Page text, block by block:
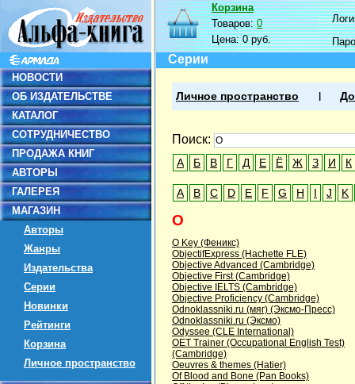
НОВОСТИ
ОБ ИЗДАТЕЛЬСТВЕ
КАТАЛОГ
СОТРУДНИЧЕСТВО
ПРОДАЖА КНИГ
АВТОРЫ
ГАЛЕРЕЯ
МАГАЗИН
Авторы
Жанры
Издательства
Серии
Новинки
Рейтинги
Корзина
Личное пространство
Корзина
Товаров:0
Цена:0 руб.
Серии
Личное пространство
Поиск:
А Б В Г Д Е Ё Ж З И К
A B C D E F G H I J K
O
O Key (Феникс)
ObjectifExpress (Hachette FLE)
Objective Advanced (Cambridge)
Objective First (Cambridge)
Objective IELTS (Cambridge)
Objective Proficiency (Cambridge)
Odnoklassniki.ru (мяг) (Эксмо-Пресс)
Odnoklassniki.ru (Эксмо)
Odyssee (CLE International)
OET Trainer (Occupational English Test)
(Cambridge)
Oeuvres & themes (Hatier)
Of Blood and Bone (Pan Books)